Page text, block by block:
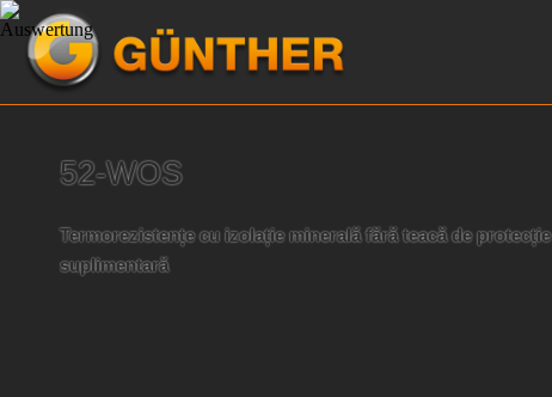
52-WOS
Termorezistențe cu izolație minerală fără teacă de protecție
suplimentară